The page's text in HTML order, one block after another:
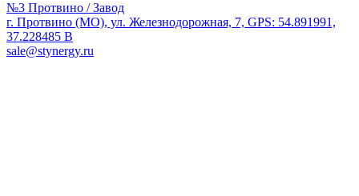
№3 Протвино / Завод
г. Протвино (МО), ул. Железнодорожная, 7, GPS: 54.891991,
37.228485 В
sale@stynergy.ru